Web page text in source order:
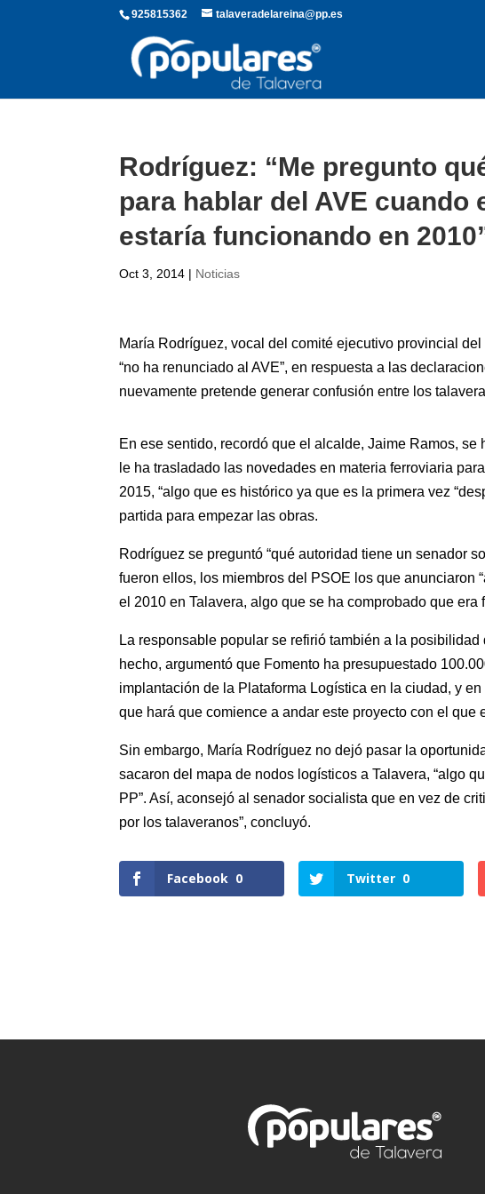
925815362 talaveradelareina@pp.es
Rodríguez: “Me pregunto
para hablar del AVE
estaría funcionando en
Oct 3, 2014 | Noticias
María Rodríguez, vocal del comité ejecutivo provincial
“no ha renunciado al AVE”, en respuesta a las
nuevamente pretende generar confusión entre los
En ese sentido, recordó que el alcalde, Jaime Ramos,
le ha trasladado las novedades en materia ferroviaria
2015, “algo que es histórico ya que es la primera vez
partida para empezar las obras.
Rodríguez se preguntó “qué autoridad tiene un senador
fueron ellos, los miembros del PSOE los que anunciaron
el 2010 en Talavera, algo que se ha comprobado que era
La responsable popular se refirió también a la
hecho, argumentó que Fomento ha presupuestado
implantación de la Plataforma Logística en la ciudad, y
que hará que comience a andar este proyecto con el que
Sin embargo, María Rodríguez no dejó pasar la
sacaron del mapa de nodos logísticos a Talavera, “algo
PP”. Así, aconsejó al senador socialista que en vez de
por los talaveranos”, concluyó.
Facebook 0 Twitter 0